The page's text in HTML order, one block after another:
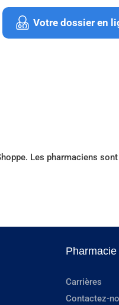
Votre dossier en
Les pharmaciens
Carrières
Contactez-